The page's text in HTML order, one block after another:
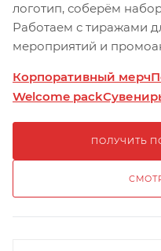
логотип, соберём
Работаем с тиражами
мероприятий и
Корпоративный мерч
Welcome pack
ПОЛУЧИТЬ